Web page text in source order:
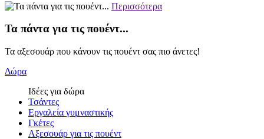
Περισσότερα
Τα πάντα για τις πουέντ...
Τα αξεσουάρ που κάνουν τις πουέντ σας πιο άνετες!
Δώρα
Ιδέες για δώρα
Τσάντες
Εργαλεία γυμναστικής
Γκέτες
Αξεσουάρ για τις πουέντ